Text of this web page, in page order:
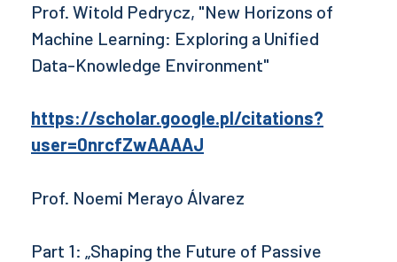
Prof. Witold Pedrycz, "New Horizons of
Machine Learning: Exploring a Unified
Data-Knowledge Environment"
https://scholar.google.pl/citations?
user=0nrcfZwAAAAJ
Prof. Noemi Merayo Álvarez
Part 1: „Shaping the Future of Passive